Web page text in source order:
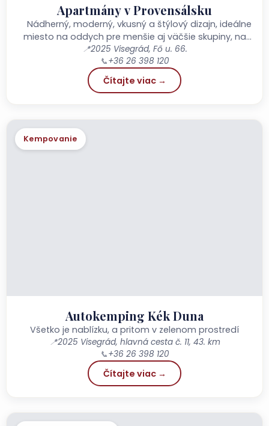
Apartmány v Provensálsku
Nádherný, moderný, vkusný a štýlový dizajn, ideálne
miesto na oddych pre menšie aj väčšie skupiny, na
stretnutia s priateľmi alebo rodinné...
📍2025 Visegrád, Fő u. 66.
📞+36 26 398 120
Čítajte viac →
Kempovanie
Autokemping Kék Duna
Všetko je nablízku, a pritom v zelenom prostredí
📍2025 Visegrád, hlavná cesta č. 11, 43. km
📞+36 26 398 120
Čítajte viac →